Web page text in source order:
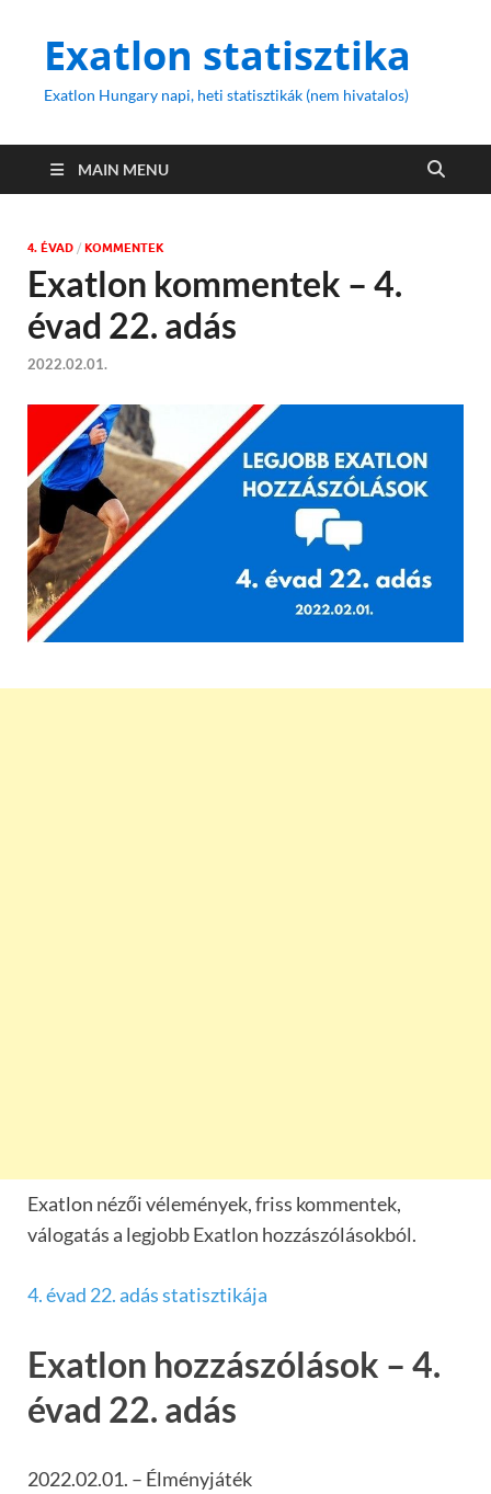
Exatlon statisztika
Exatlon Hungary napi, heti statisztikák (nem hivatalos)
MAIN MENU
4. ÉVAD / KOMMENTEK
Exatlon kommentek – 4.
évad 22. adás
2022.02.01.
Exatlon nézői vélemények, friss kommentek,
válogatás a legjobb Exatlon hozzászólásokból.
4. évad 22. adás statisztikája
Exatlon hozzászólások – 4.
évad 22. adás
2022.02.01. – Élményjáték